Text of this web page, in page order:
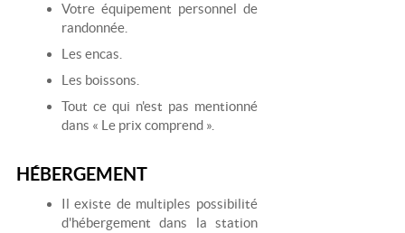
Votre équipement personnel de
randonnée.
Les encas.
Les boissons.
Tout ce qui n'est pas mentionné
dans « Le prix comprend ».
HÉBERGEMENT
Il existe de multiples possibilité
d'hébergement dans la station